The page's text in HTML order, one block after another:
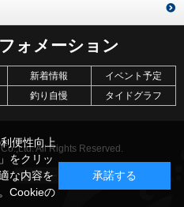
ォメーション
新着情報
イベント予定
釣り自慢
タイドグラフ
All Rights Reserved.
便性向上
をクリッ
な内容を
Cookieの
承諾する